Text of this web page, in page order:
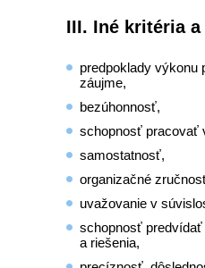
III. Iné kritéria
predpoklady výkonu
záujme,
bezúhonnosť,
schopnosť pracovať
samostatnosť,
organizačné
uvažovanie v
schopnosť
a riešenia,